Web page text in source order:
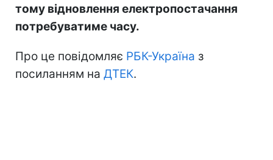
тому відновлення електропостачання
потребуватиме часу.
Про це повідомляє РБК-Україна з
посиланням на ДТЕК.